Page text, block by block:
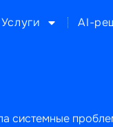
Услуги AI-
системные